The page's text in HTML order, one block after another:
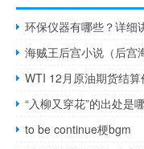
环保仪器有哪些？详细
海贼王后宫小说（后宫
WTI 12月原油期货结
“入柳又穿花”的出处是
to be continue梗bgm